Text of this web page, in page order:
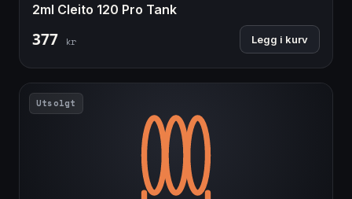
2ml Cleito 120 Pro Tank
377 kr Legg i kurv
Utsolgt